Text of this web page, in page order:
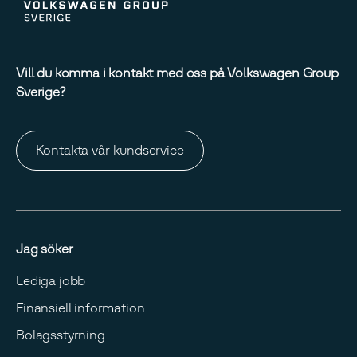
Vill du komma i kontakt med oss på Volkswagen Group
Sverige?
Kontakta vår kundservice
Jag söker
Lediga jobb
Finansiell information
Bolagsstyrning